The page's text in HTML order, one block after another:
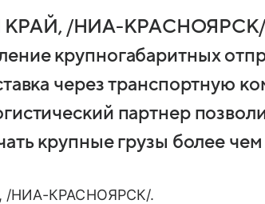
/НИА-КРАСНОЯРСК/.
крупногабаритных
через транспортную
партнер
крупные грузы более
/НИА-КРАСНОЯРСК/.